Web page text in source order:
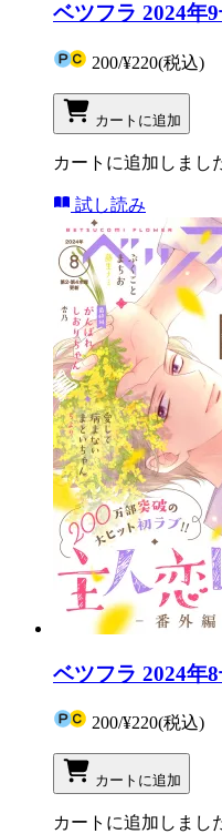
ベツフラ 2024年9
200/¥220(税込)
カートに追加
カートに追加しまし
試し読み
ベツフラ 2024年8
200/¥220(税込)
カートに追加
カートに追加しまし